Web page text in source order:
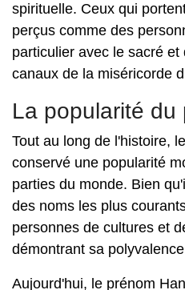
spirituelle. Ceux qui
perçus comme des
particulier avec le sacré
canaux de la miséricorde
La popularité du
Tout au long de l'histoire,
conservé une popularité
parties du monde. Bien
des noms les plus
personnes de cultures et
démontrant sa
Aujourd'hui, le prénom